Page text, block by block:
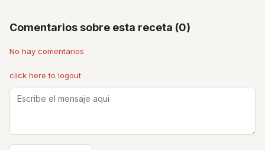
Comentarios sobre esta receta (0)
No hay comentarios
click here to logout